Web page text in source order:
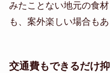
みたことない地元の食
も、案外楽しい場合もあ
交通費もできるだけ